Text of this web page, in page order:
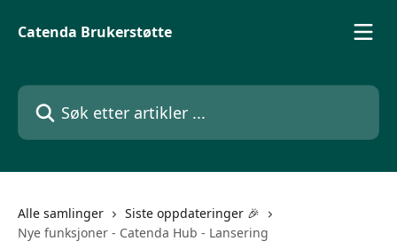
Catenda Brukerstøtte
Søk etter artikler ...
Alle samlinger
Siste oppdateringer 🎉
Nye funksjoner - Catenda Hub - Lansering